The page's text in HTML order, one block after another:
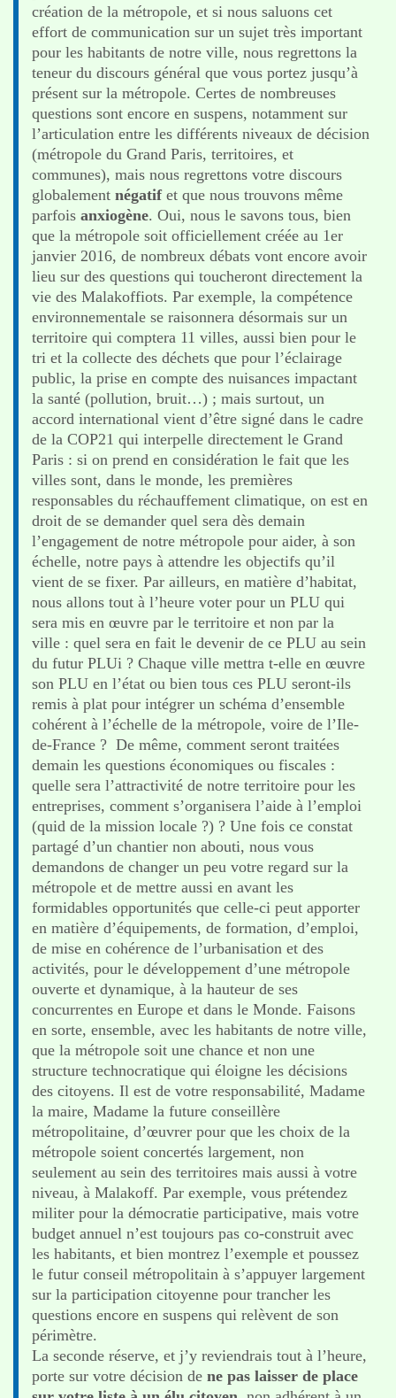
création de la métropole, et si nous saluons cet
effort de communication sur un sujet très important
pour les habitants de notre ville, nous regrettons la
teneur du discours général que vous portez jusqu’à
présent sur la métropole. Certes de nombreuses
questions sont encore en suspens, notamment sur
l’articulation entre les différents niveaux de décision
(métropole du Grand Paris, territoires, et
communes), mais nous regrettons votre discours
globalement négatifet que nous trouvons même
parfois anxiogène. Oui, nous le savons tous, bien
que la métropole soit officiellement créée au 1er
janvier 2016, de nombreux débats vont encore avoir
lieu sur des questions qui toucheront directement la
vie des Malakoffiots. Par exemple, la compétence
environnementale se raisonnera désormais sur un
territoire qui comptera 11 villes, aussi bien pour le
tri et la collecte des déchets que pour l’éclairage
public, la prise en compte des nuisances impactant
la santé (pollution, bruit…) ; mais surtout, un
accord international vient d’être signé dans le cadre
de la COP21 qui interpelle directement le Grand
Paris : si on prend en considération le fait que les
villes sont, dans le monde, les premières
responsables du réchauffement climatique, on est en
droit de se demander quel sera dès demain
l’engagement de notre métropole pour aider, à son
échelle, notre pays à attendre les objectifs qu’il
vient de se fixer. Par ailleurs, en matière d’habitat,
nous allons tout à l’heure voter pour un PLU qui
sera mis en œuvre par le territoire et non par la
ville : quel sera en fait le devenir de ce PLU au sein
du futur PLUi ? Chaque ville mettra t-elle en œuvre
son PLU en l’état ou bien tous ces PLU seront-ils
remis à plat pour intégrer un schéma d’ensemble
cohérent à l’échelle de la métropole, voire de l’Ile-
de-France ? De même, comment seront traitées
demain les questions économiques ou fiscales :
quelle sera l’attractivité de notre territoire pour les
entreprises, comment s’organisera l’aide à l’emploi
(quid de la mission locale ?) ? Une fois ce constat
partagé d’un chantier non abouti, nous vous
demandons de changer un peu votre regard sur la
métropole et de mettre aussi en avant les
formidables opportunités que celle-ci peut apporter
en matière d’équipements, de formation, d’emploi,
de mise en cohérence de l’urbanisation et des
activités, pour le développement d’une métropole
ouverte et dynamique, à la hauteur de ses
concurrentes en Europe et dans le Monde. Faisons
en sorte, ensemble, avec les habitants de notre ville,
que la métropole soit une chance et non une
structure technocratique qui éloigne les décisions
des citoyens. Il est de votre responsabilité, Madame
la maire, Madame la future conseillère
métropolitaine, d’œuvrer pour que les choix de la
métropole soient concertés largement, non
seulement au sein des territoires mais aussi à votre
niveau, à Malakoff. Par exemple, vous prétendez
militer pour la démocratie participative, mais votre
budget annuel n’est toujours pas co-construit avec
les habitants, et bien montrez l’exemple et poussez
le futur conseil métropolitain à s’appuyer largement
sur la participation citoyenne pour trancher les
questions encore en suspens qui relèvent de son
périmètre.
La seconde réserve, et j’y reviendrais tout à l’heure,
porte sur votre décision de ne pas laisser de place